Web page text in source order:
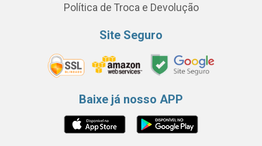
Política de Troca e Devolução
Site Seguro
Baixe já nosso APP